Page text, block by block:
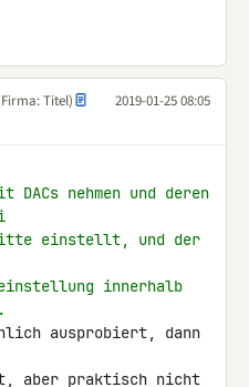
Titel)
2019-01-25 08:05
nehmen und deren
einstellt, und der
innerhalb
ausprobiert, dann
aber praktisch nicht